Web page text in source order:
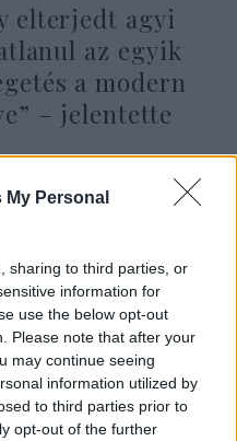
Personal
sharing to third parties, or
information for
use the below opt-out
Please note that after your
may continue seeing
information utilized by
to third parties prior to
opt-out of the further
elterjedt agyi
az egyik
a modern
– jelentette
olyan romboló a
„Szerintem
kellene
baj, ha humorosnak